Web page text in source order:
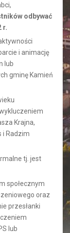
odbywać
r.
i animację
lub
gminę Kamień
Krajna,
i Radzim
tj. jest
społecznym
oraz
przesłanki
lub